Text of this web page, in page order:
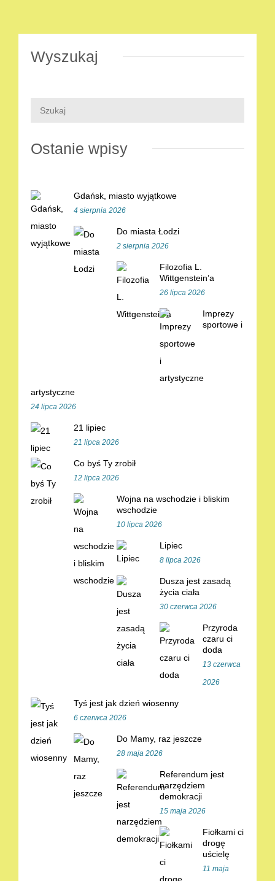
Wyszukaj
Ostanie wpisy
Gdańsk, miasto wyjątkowe
4 sierpnia 2026
Do miasta Łodzi
2 sierpnia 2026
Filozofia L.
Wittgenstein’a
26 lipca 2026
Imprezy
sportowe i
artystyczne
24 lipca 2026
21 lipiec
21 lipca 2026
Co byś Ty zrobił
12 lipca 2026
Wojna na wschodzie i bliskim
wschodzie
10 lipca 2026
Lipiec
8 lipca 2026
Dusza jest zasadą
życia ciała
30 czerwca 2026
Przyroda
czaru ci
doda
13 czerwca
2026
Tyś jest jak dzień wiosenny
6 czerwca 2026
Do Mamy, raz jeszcze
28 maja 2026
Referendum jest
narzędziem
demokracji
15 maja 2026
Fiołkami ci
drogę
uścielę
11 maja